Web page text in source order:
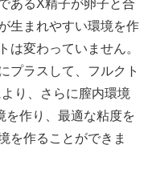
あるX精子が卵子と合
生まれやすい環境を作
は変わっていません。
プラスして、フルクト
り、さらに膣内環境
を作り、最適な粘度を
を作ることができま